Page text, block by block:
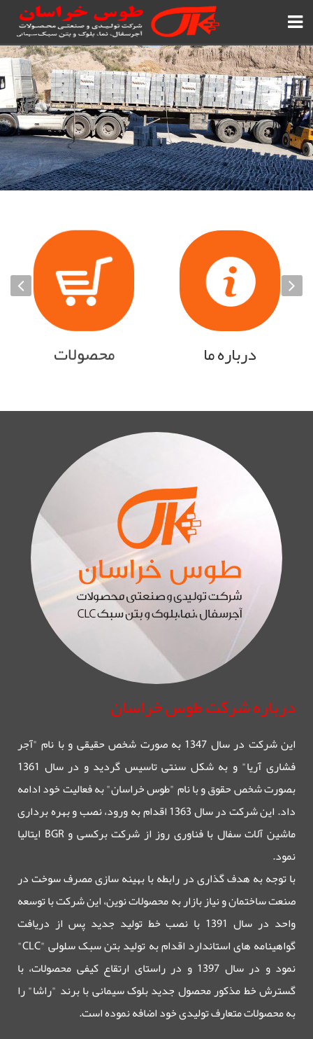
درباره ما محصولات
درباره شرکت طوس خراسان
این شرکت در سال 1347 به صورت شخص حقیقی و با نام "آجر
فشاری آریا" و به شکل سنتی تاسیس گردید و در سال 1361
بصورت شخص حقوق و با نام "طوس خراسان" به فعالیت خود ادامه
داد. این شرکت در سال 1363 اقدام به ورود، نصب و بهره برداری
ماشین آلات سفال با فناوری روز از شرکت برکسی و BGR ایتالیا
نمود.
با توجه به هدف گذاری در رابطه با بهینه سازی مصرف سوخت در
صنعت ساختمان و نیاز بازار به محصولات نوین، این شرکت با توسعه
واحد در سال 1391 با نصب خط تولید جدید پس از دریافت
گواهینامه های استاندارد اقدام به تولید بتن سبک سلولی "CLC"
نمود و در سال 1397 و در راستای ارتقاع کیفی محصولات، با
گسترش خط مذکور محصول جدید بلوک سیمانی با برند "راشا" را
به محصولات متعارف تولیدی خود اضافه نموده است.